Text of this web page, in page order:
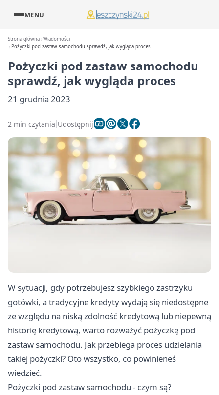
MENU
Strona główna Wiadomości
Pożyczki pod zastaw samochodu sprawdź, jak wygląda proces
Pożyczki pod zastaw samochodu
sprawdź, jak wygląda proces
21 grudnia 2023
2 min czytania Udostępnij
W sytuacji, gdy potrzebujesz szybkiego zastrzyku
gotówki, a tradycyjne kredyty wydają się niedostępne
ze względu na niską zdolność kredytową lub niepewną
historię kredytową, warto rozważyć pożyczkę pod
zastaw samochodu. Jak przebiega proces udzielania
takiej pożyczki? Oto wszystko, co powinieneś
wiedzieć.
Pożyczki pod zastaw samochodu - czym są?